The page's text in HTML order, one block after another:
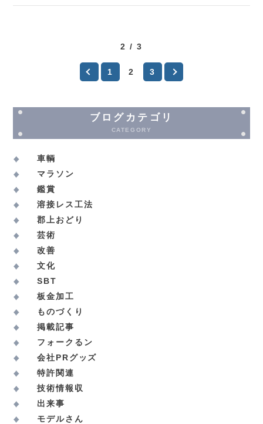
2 / 3
1 2 3
ブログカテゴリ
CATEGORY
車輌
マラソン
鑑賞
溶接レス工法
郡上おどり
芸術
改善
文化
SBT
板金加工
ものづくり
掲載記事
フォークるン
会社PRグッズ
特許関連
技術情報収
出来事
モデルさん